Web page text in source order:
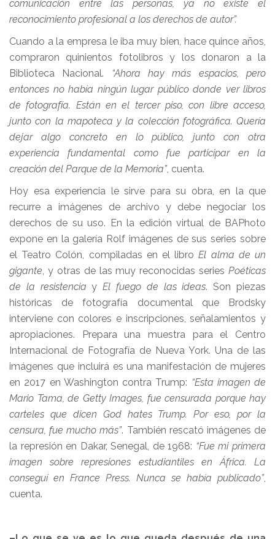
comunicación entre las personas, ya no existe el
reconocimiento profesional a los derechos de autor”.
Cuando a la empresa le iba muy bien, hace quince años,
compraron quinientos fotolibros y los donaron a la
Biblioteca Nacional.
“Ahora hay más espacios, pero
entonces no había ningún lugar público donde ver libros
de fotografía. Están en el tercer piso, con libre acceso,
junto con la mapoteca y la colección fotográfica. Quería
dejar algo concreto en lo público, junto con otra
experiencia fundamental como fue participar en la
creación del Parque de la Memoria”, cuenta.
Hoy esa experiencia le sirve para su obra, en la que
recurre a imágenes de archivo y debe negociar los
derechos de su uso. En la edición virtual de BAPhoto
expone en la galería Rolf imágenes de sus series sobre
el Teatro Colón, compiladas en el libroEl alma de un
gigante, y otras de las muy reconocidas series Poéticas
de la resistencia yEl fuego de las ideas. Son piezas
históricas de fotografía documental que Brodsky
interviene con colores e inscripciones, señalamientos y
apropiaciones. Prepara una muestra para el Centro
Internacional de Fotografía de Nueva York. Una de las
imágenes que incluirá es una manifestación de mujeres
en 2017 en Washington contra Trump: “Esta imagen de
Mario Tama, de Getty Images, fue censurada porque hay
carteles que dicen God hates Trump. Por eso, por la
censura, fue mucho más”. También rescató imágenes de
la represión en Dakar, Senegal, de 1968: “Fue mi primera
imagen sobre represiones estudiantiles en África. La
conseguí en France Press. Nunca se había publicado”,
cuenta.